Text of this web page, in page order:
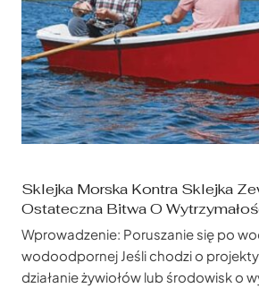
Sklejka Morska Kontra Sklejka
Ostateczna Bitwa O
Wprowadzenie: Poruszanie się po
wodoodpornej Jeśli chodzi o
działanie żywiołów lub środowisk o